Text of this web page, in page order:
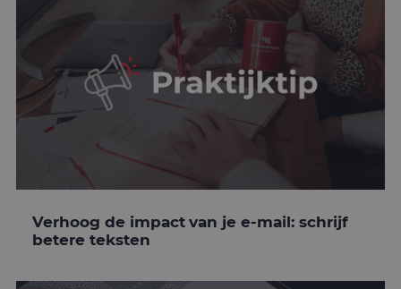
Verhoog de impact van je e-mail: schrijf
betere teksten